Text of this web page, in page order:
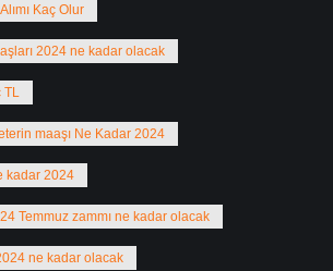
Kaç Olur
2024 ne kadar olacak
TL
maaşı Ne Kadar 2024
kadar 2024
Temmuz zammı ne kadar olacak
ne kadar olacak